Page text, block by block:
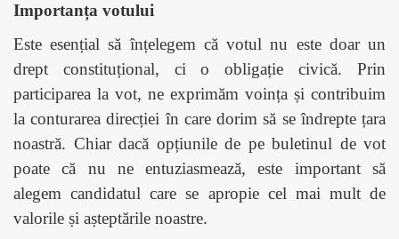
Importanța votului
Este esențial să înțelegem că votul nu este doar un
drept constituțional, ci o obligație civică. Prin
participarea la vot, ne exprimăm voința și contribuim
la conturarea direcției în care dorim să se îndrepte țara
noastră. Chiar dacă opțiunile de pe buletinul de vot
poate că nu ne entuziasmează, este important să
alegem candidatul care se apropie cel mai mult de
valorile și așteptările noastre.​